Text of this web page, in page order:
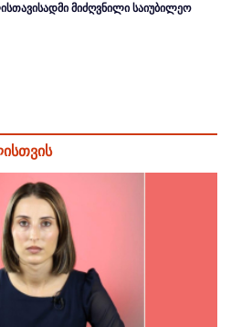
მიძღვნილი საიუბილეო